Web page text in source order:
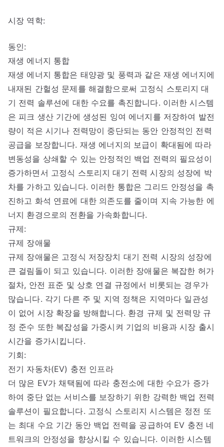
시장 역학:
동인:
재생 에너지 통합
재생 에너지 통합은 태양광 및 풍력과 같은 재생 에너지에
내재된 간헐성 문제를 해결함으로써 고정식 스토리지 대
기 전력 솔루션에 대한 수요를 촉진합니다. 이러한 시스템
은 피크 생산 기간에 생성된 잉여 에너지를 저장하여 발전
량이 적은 시기나 전력망이 중단되는 동안 안정적인 전력
공급을 보장합니다. 재생 에너지의 보급이 확대됨에 따라
변동성을 상쇄할 수 있는 안정적인 백업 전력의 필요성이
증가하면서 고정식 스토리지 대기 전력 시장의 성장에 박
차를 가하고 있습니다. 이러한 통합은 그리드 안정성을 촉
진하고 화석 연료에 대한 의존도를 줄이며 지속 가능한 에
너지 환경으로의 전환을 가속화합니다.
규제:
규제 장애물
규제 장애물은 고정식 저장장치 대기 전력 시장의 성장에
큰 걸림돌이 되고 있습니다. 이러한 장애물은 복잡한 허가
절차, 안전 표준 및 상호 연결 규정에서 비롯되는 경우가
많습니다. 각기 다른 주 및 지역 정책은 지역마다 일관성
이 없어 시장 확장을 방해합니다. 환경 규제 및 전력망 규
정 준수 또한 복잡성을 가중시켜 기업의 비용과 시장 출시
시간을 증가시킵니다.
기회:
전기 자동차(EV) 충전 인프라
더 많은 EV가 채택됨에 따라 충전소에 대한 수요가 증가
하여 중단 없는 서비스를 보장하기 위한 강력한 백업 전력
솔루션이 필요합니다. 고정식 스토리지 시스템은 정전 또
는 최대 수요 기간 동안 백업 전력을 공급하여 EV 충전 네
트워크의 안정성을 향상시킬 수 있습니다. 이러한 시스템